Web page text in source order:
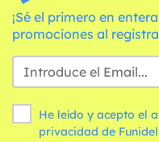
¡Sé el primero en
promociones al
He leído y acepto el
privacidad de